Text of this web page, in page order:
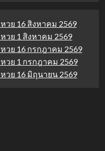
วย 16 สิงหาคม 2569
วย 1 สิงหาคม 2569
วย 16 กรกฎาคม 2569
วย 1 กรกฎาคม 2569
วย 16 มิถุนายน 2569